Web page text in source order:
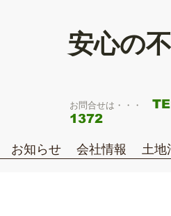
安心の
お問合せは・・・​
1372
お知らせ 会社情報 土地